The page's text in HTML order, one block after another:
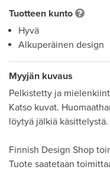
Tuotteen kunto
Hyvä
Alkuperäinen design
Myyjän kuvaus
Pelkistetty ja
Katso kuvat.
löytyä jälkiä käsittelystä.
Finnish Design Shop
Tuote saatetaan